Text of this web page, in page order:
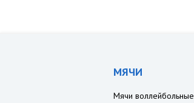
МЯЧИ
Мячи воллейбольные